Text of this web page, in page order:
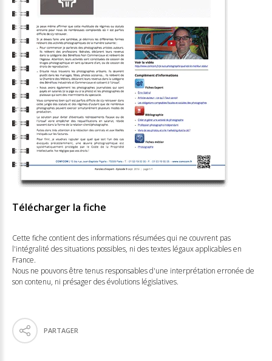
Télécharger la fiche
Cette fiche contient des informations résumées qui ne couvrent pas
l'intégralité des situations possibles, ni des textes légaux applicables en
France.
Nous ne pouvons être tenus responsables d'une interprétation erronée de
son contenu, ni présager des évolutions législatives.
PARTAGER